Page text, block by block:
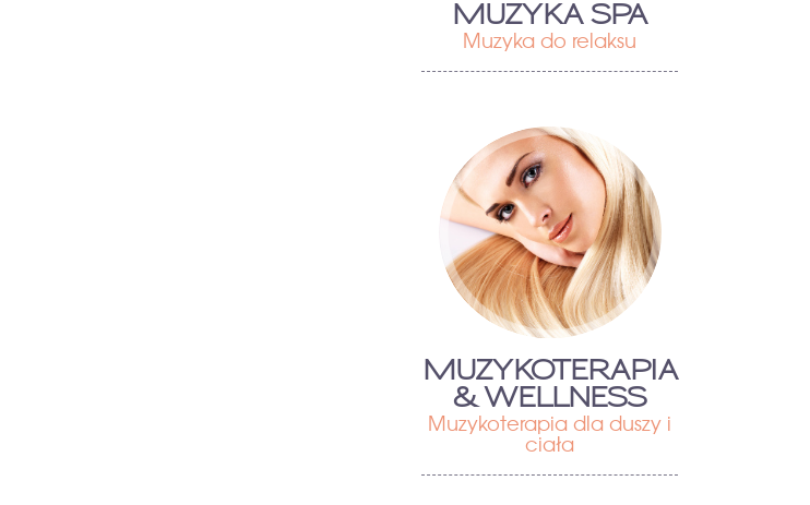
MUZYKA SPA
Muzyka do relaksu
MUZYKOTERAPIA
& WELLNESS
Muzykoterapia dla duszy i
ciała